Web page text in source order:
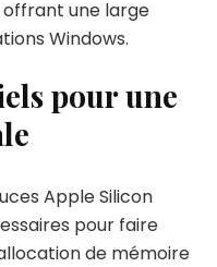
une large
Windows.
pour une
Apple Silicon
pour faire
de mémoire